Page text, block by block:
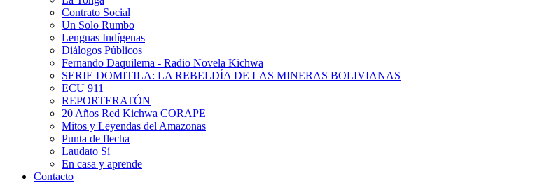
Contrato Social
Un Solo Rumbo
Lenguas Indígenas
Diálogos Públicos
Fernando Daquilema - Radio Novela Kichwa
SERIE DOMITILA: LA REBELDÍA DE LAS MINERAS BOLIVIANAS
ECU 911
REPORTERATÓN
20 Años Red Kichwa CORAPE
Mitos y Leyendas del Amazonas
Punta de flecha
Laudato Sí
En casa y aprende
Contacto